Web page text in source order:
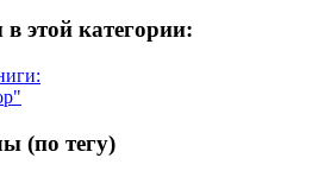
этой категории:
(по тегу)